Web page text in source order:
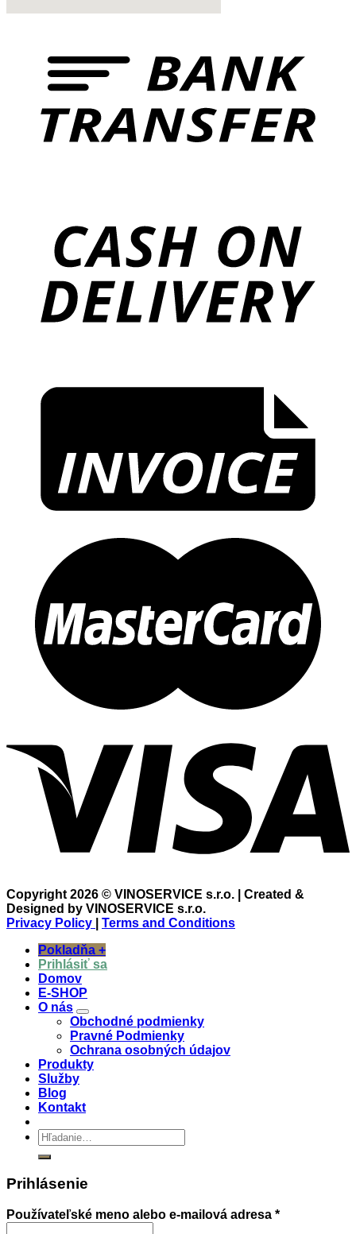
Copyright 2026 © VINOSERVICE s.r.o. | Created &
Designed by VINOSERVICE s.r.o.
Privacy Policy
Terms and Conditions
Pokladňa +
Prihlásiť sa
Domov
E-SHOP
O nás
Obchodné podmienky
Pravné Podmienky
Ochrana osobných údajov
Produkty
Služby
Blog
Kontakt
Hľadať:
Prihlásenie
Používateľské meno alebo e-mailová adresa *